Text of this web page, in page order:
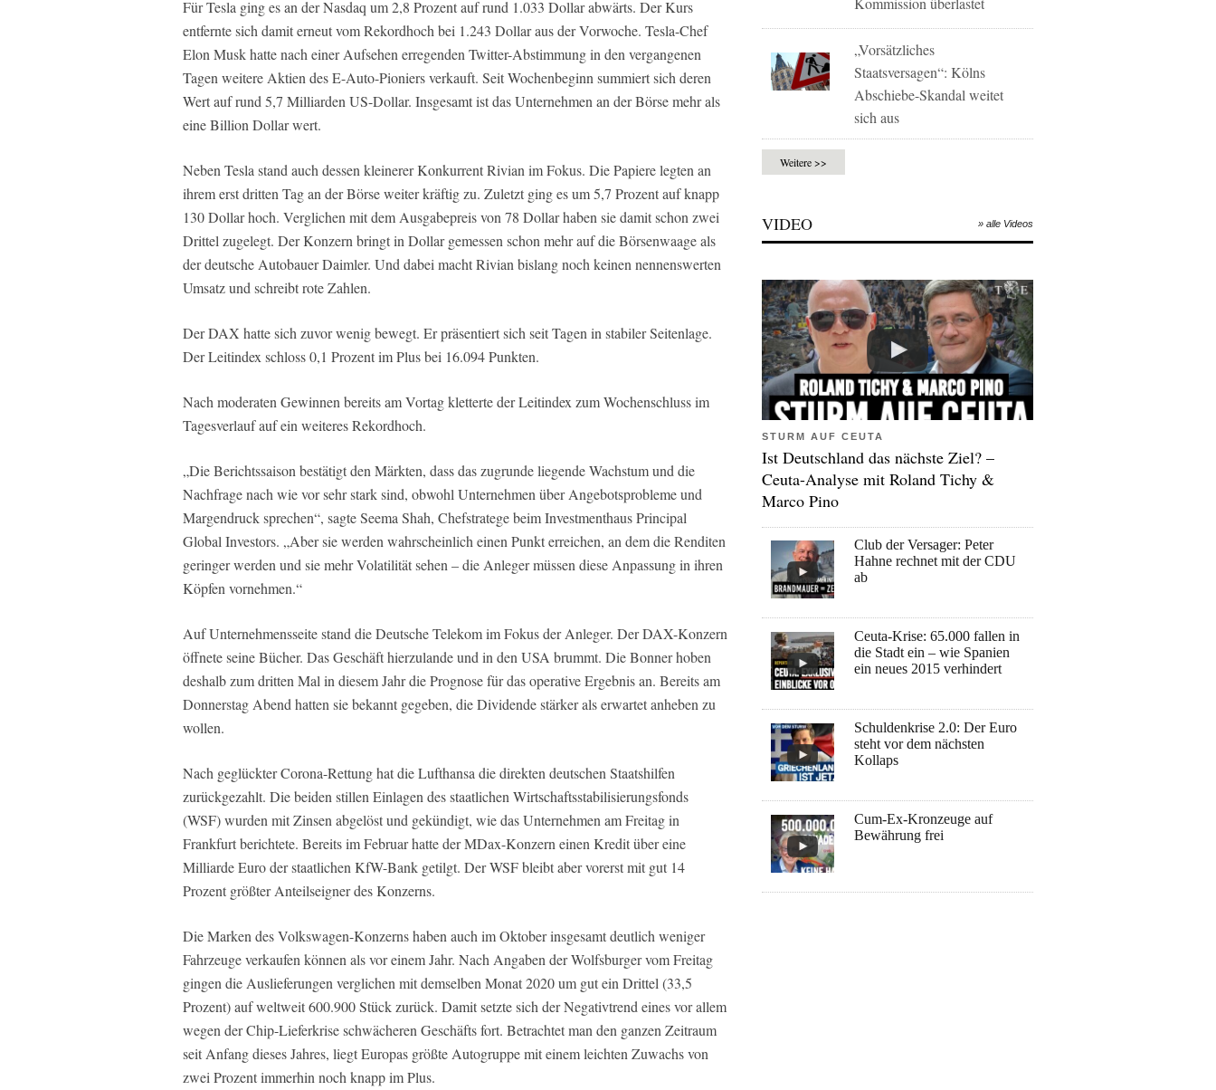
Für Tesla ging es an der Nasdaq um 2,8 Prozent auf rund 1.033 Dollar abwärts. Der Kurs
entfernte sich damit erneut vom Rekordhoch bei 1.243 Dollar aus der Vorwoche. Tesla-Chef
Elon Musk hatte nach einer Aufsehen erregenden Twitter-Abstimmung in den vergangenen
Tagen weitere Aktien des E-Auto-Pioniers verkauft. Seit Wochenbeginn summiert sich deren
Wert auf rund 5,7 Milliarden US-Dollar. Insgesamt ist das Unternehmen an der Börse mehr als
eine Billion Dollar wert.
Neben Tesla stand auch dessen kleinerer Konkurrent Rivian im Fokus. Die Papiere legten an
ihrem erst dritten Tag an der Börse weiter kräftig zu. Zuletzt ging es um 5,7 Prozent auf knapp
130 Dollar hoch. Verglichen mit dem Ausgabepreis von 78 Dollar haben sie damit schon zwei
Drittel zugelegt. Der Konzern bringt in Dollar gemessen schon mehr auf die Börsenwaage als
der deutsche Autobauer Daimler. Und dabei macht Rivian bislang noch keinen nennenswerten
Umsatz und schreibt rote Zahlen.
Der DAX hatte sich zuvor wenig bewegt. Er präsentiert sich seit Tagen in stabiler Seitenlage.
Der Leitindex schloss 0,1 Prozent im Plus bei 16.094 Punkten.
Nach moderaten Gewinnen bereits am Vortag kletterte der Leitindex zum Wochenschluss im
Tagesverlauf auf ein weiteres Rekordhoch.
„Die Berichtssaison bestätigt den Märkten, dass das zugrunde liegende Wachstum und die
Nachfrage nach wie vor sehr stark sind, obwohl Unternehmen über Angebotsprobleme und
Margendruck sprechen“, sagte Seema Shah, Chefstratege beim Investmenthaus Principal
Global Investors. „Aber sie werden wahrscheinlich einen Punkt erreichen, an dem die Renditen
geringer werden und sie mehr Volatilität sehen – die Anleger müssen diese Anpassung in ihren
Köpfen vornehmen.“
Auf Unternehmensseite stand die Deutsche Telekom im Fokus der Anleger. Der DAX-Konzern
öffnete seine Bücher. Das Geschäft hierzulande und in den USA brummt. Die Bonner hoben
deshalb zum dritten Mal in diesem Jahr die Prognose für das operative Ergebnis an. Bereits am
Donnerstag Abend hatten sie bekannt gegeben, die Dividende stärker als erwartet anheben zu
wollen.
Nach geglückter Corona-Rettung hat die Lufthansa die direkten deutschen Staatshilfen
zurückgezahlt. Die beiden stillen Einlagen des staatlichen Wirtschaftsstabilisierungsfonds
(WSF) wurden mit Zinsen abgelöst und gekündigt, wie das Unternehmen am Freitag in
Frankfurt berichtete. Bereits im Februar hatte der MDax-Konzern einen Kredit über eine
Milliarde Euro der staatlichen KfW-Bank getilgt. Der WSF bleibt aber vorerst mit gut 14
Prozent größter Anteilseigner des Konzerns.
Die Marken des Volkswagen-Konzerns haben auch im Oktober insgesamt deutlich weniger
Fahrzeuge verkaufen können als vor einem Jahr. Nach Angaben der Wolfsburger vom Freitag
gingen die Auslieferungen verglichen mit demselben Monat 2020 um gut ein Drittel (33,5
Prozent) auf weltweit 600.900 Stück zurück. Damit setzte sich der Negativtrend eines vor allem
wegen der Chip-Lieferkrise schwächeren Geschäfts fort. Betrachtet man den ganzen Zeitraum
seit Anfang dieses Jahres, liegt Europas größte Autogruppe mit einem leichten Zuwachs von
zwei Prozent immerhin noch knapp im Plus.
„Vorsätzliches
Staatsversagen“: Kölns
Abschiebe-Skandal weitet
sich aus
Weitere >>
VIDEO » alle Videos
STURM AUF CEUTA
Ist Deutschland das nächste Ziel? –
Ceuta-Analyse mit Roland Tichy &
Marco Pino
Club der Versager: Peter
Hahne rechnet mit der CDU
ab
Ceuta-Krise: 65.000 fallen in
die Stadt ein – wie Spanien
ein neues 2015 verhindert
Schuldenkrise 2.0: Der Euro
steht vor dem nächsten
Kollaps
Cum-Ex-Kronzeuge auf
Bewährung frei